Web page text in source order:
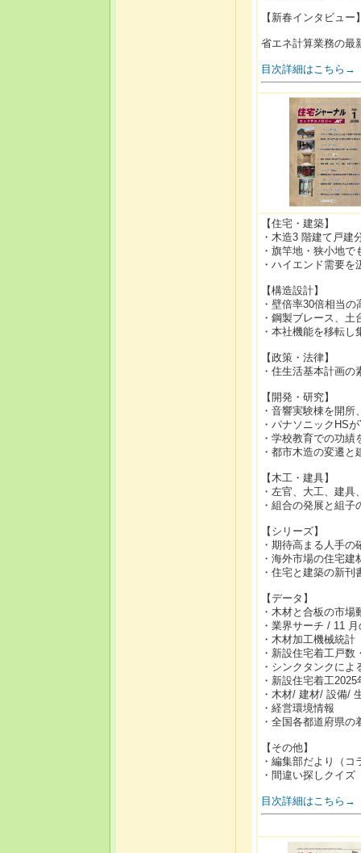
【新春インタビュー
省エネ計算業務の最
目次詳細はこちら→
【住宅・建築】
・木造3 階建て戸建
・旗竿地・狭小地
・ハイエンド需要
【構造設計】
・壁倍率30倍相当
・鋼製ブレース、
・本社機能を移転
【政策・法律】
・住生活基本計画
【開発・研究】
・音響実験棟を開
・パナソニックHS
・学校教育での功
・都市木造の変遷
【木工・建具】
・左官、大工、建
・組合の発展と組
【シリーズ】
・期待高まる人手
・海外市場の住宅建
・住宅と建築の新刊
【データ】
・木材と合板の市
・業界サーチ / 11
・木材加工機械統計
・新設住宅着工戸数
・シンクタンクに
・新設住宅着工2025
・木材/ 建材/ 設備/
・経営環境情報
・全国各都道府県
【その他】
・編集部だより（コ
・間違い探しクイ
目次詳細はこちら→